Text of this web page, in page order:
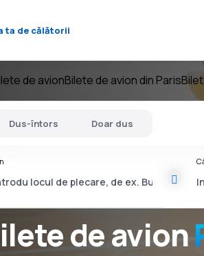
ta de călătorii
de avionBilete de avion din Paris
de avion
Dus-întors Doar dus